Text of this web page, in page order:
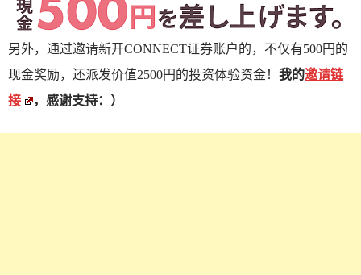
另外，通过邀请新开CONNECT证券账户的，不仅有500円的
现金奖励，还派发价值2500円的投资体验资金！ 我的邀请链
接
，感谢支持：）